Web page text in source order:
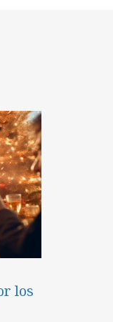
los